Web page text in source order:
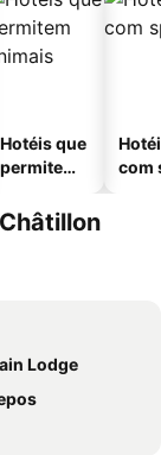
Hotéis que
permitem
com
Lodge